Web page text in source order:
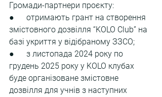
Громади-партнери проєкту:
●      отримають грант на створення
змістовного дозвілля “KOLO Club” на
базі укриття у відібраному ЗЗСО;
●      з листопада 2024 року по
грудень 2025 року у KOLO клубах
буде організоване змістовне
дозвілля для учнів з наступних